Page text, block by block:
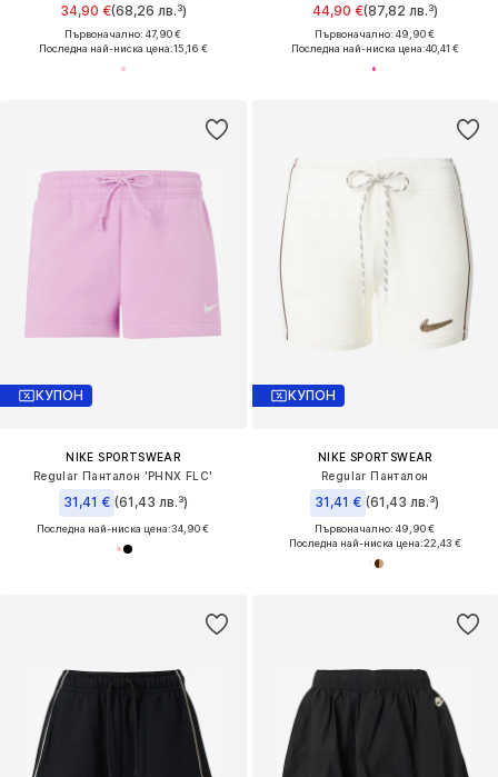
34,90 €(68,26 лв.³)
Първоначално: 47,90 €
Последна най-ниска цена:15,16 €
44,90 €(87,82 лв.³)
Първоначално: 49,90 €
Последна най-ниска цена:40,41 €
КУПОН
NIKE SPORTSWEAR
Regular Панталон 'PHNX FLC'
31,41 € (61,43 лв.³)
Последна най-ниска цена:34,90 €
КУПОН
NIKE SPORTSWEAR
Regular Панталон
31,41 € (61,43 лв.³)
Първоначално: 49,90 €
Последна най-ниска цена:22,43 €